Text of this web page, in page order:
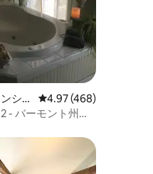
均評価
ショ
レビュー468件、5つ
4.97 (468)
- バーモント州の